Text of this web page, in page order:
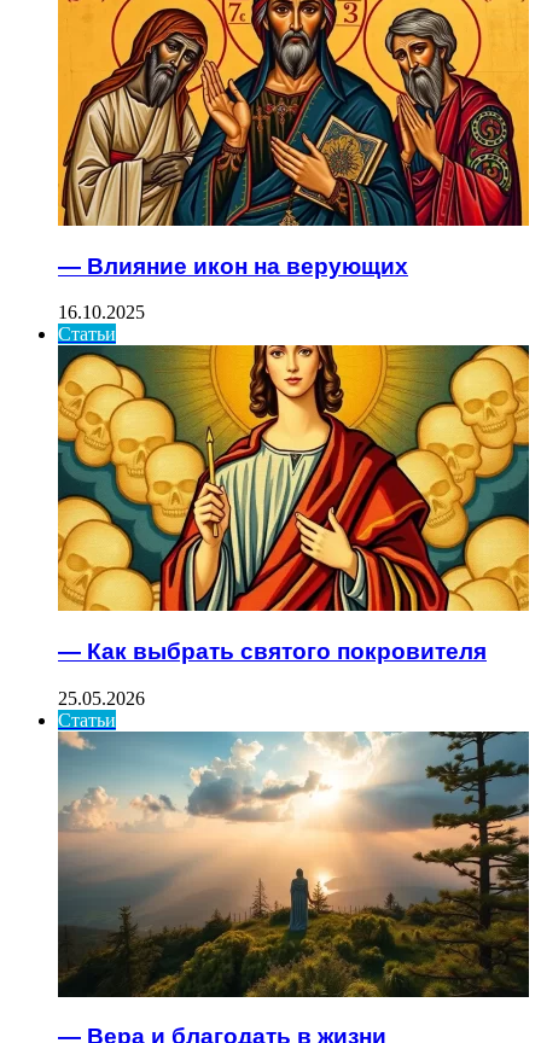
— Влияние икон на верующих
16.10.2025
Статьи
— Как выбрать святого покровителя
25.05.2026
Статьи
— Вера и благодать в жизни